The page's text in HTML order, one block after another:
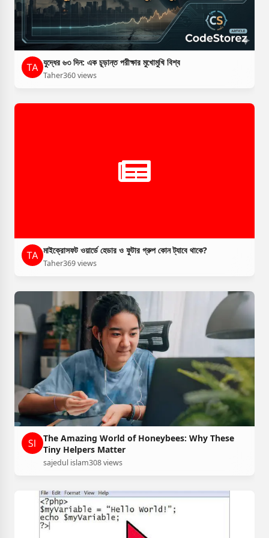
যুদ্ধের ৬৩ দিন: এক চূড়ান্ত পরীক্ষার মুখোমুখি বিশ্ব
Taher360 views
মাইক্রোসফট ওয়ার্ডে হেডার ও ফুটার গ্রুপ কোন ট্যাবে থাকে?
Taher369 views
The Amazing World of Honeybees: Why These
Tiny Helpers Matter
sajedul islam308 views